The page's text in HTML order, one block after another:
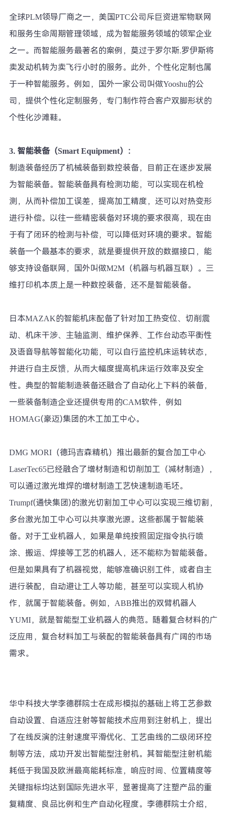
全球PLM领导厂商之一，美国PTC公司斥巨资进军物联网
和服务生命周期管理领域，成为智能服务领域的领军企业
之一。而智能服务最著名的案例，莫过于罗尔斯.罗伊斯将
卖发动机转为卖飞行小时的服务。此外，个性化定制也属
于一种智能服务。例如，国外一家公司叫做Yooshu的公
司，提供个性化定制服务，专门制作符合客户双脚形状的
个性化沙滩鞋。
3. 智能装备（Smart Equipment）：
制造装备经历了机械装备到数控装备，目前正在逐步发展
为智能装备。智能装备具有检测功能，可以实现在机检
测，从而补偿加工误差，提高加工精度，还可以对热变形
进行补偿。以往一些精密装备对环境的要求很高，现在由
于有了闭环的检测与补偿，可以降低对环境的要求。智能
装备一个最基本的要求，就是要提供开放的数据接口，能
够支持设备联网，国外叫做M2M（机器与机器互联）。三
维打印机本质上是一种数控装备，还不是智能装备。
日本MAZAK的智能机床配备了针对加工热变位、切削震
动、机床干涉、主轴监测、维护保养、工作台动态平衡性
及语音导航等智能化功能，可以自行监控机床运转状态，
并进行自主反馈，从而大幅度提高机床运行效率及安全
性。典型的智能制造装备还融合了自动化上下料的装备，
一些装备制造企业还提供专用的CAM软件，例如
HOMAG(豪迈)集团的木工加工中心。
DMG MORI（德玛吉森精机）推出最新的复合加工中心
LaserTec65已经融合了增材制造和切削加工（减材制造），
可以通过激光堆焊的增材制造工艺快速制造毛坯。
Trumpf(通快集团)的激光切割加工中心可以实现三维切割，
多台激光加工中心可以共享激光源。这些都属于智能装
备。对于工业机器人，如果是单纯按照固定指令执行喷
涂、搬运、焊接等工艺的机器人，还不能称为智能装备。
但是如果具有了机器视觉，能够准确识别工件，或者自主
进行装配，自动避让工人等功能，甚至可以实现人机协
作，就属于智能装备。例如，ABB推出的双臂机器人
YUMI，就是智能型工业机器人的典范。随着复合材料的广
泛应用，复合材料加工与装配的智能装备具有广阔的市场
需求。
华中科技大学李德群院士在成形模拟的基础上将工艺参数
自动设置、自适应注射等智能技术应用到注射机上，提出
了在线反演的注射速度平滑优化、工艺曲线的二级闭环控
制等方法，成功开发出智能型注射机。其智能型注射机能
耗低于我国及欧洲最高能耗标准，响应时间、位置精度等
关键指标均达到国际先进水平，显著提高了注塑产品的重
复精度、良品比例和生产自动化程度。李德群院士介绍，